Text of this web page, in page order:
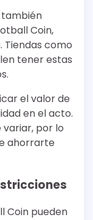
también
Coin,
Tiendas como
tener estas
el valor de
en el acto.
variar, por lo
ahorrarte
Coin pueden